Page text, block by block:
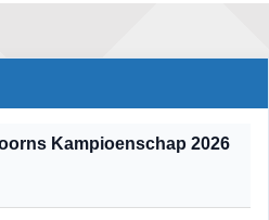
Kampioenschap 2026